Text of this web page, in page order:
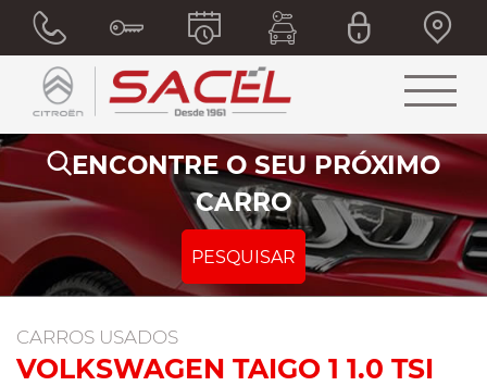
ENCONTRE O SEU PRÓXIMO
CARRO
PESQUISAR
CARROS USADOS
VOLKSWAGEN TAIGO 1 1.0 TSI